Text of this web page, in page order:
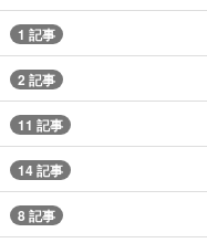
1 記事
2 記事
11 記事
14 記事
8 記事